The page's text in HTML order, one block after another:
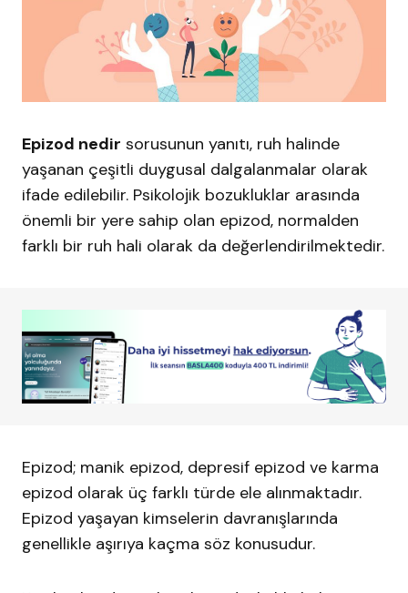
Epizod nedir sorusunun yanıtı, ruh halinde
yaşanan çeşitli duygusal dalgalanmalar olarak
ifade edilebilir. Psikolojik bozukluklar arasında
önemli bir yere sahip olan epizod, normalden
farklı bir ruh hali olarak da değerlendirilmektedir.
Epizod; manik epizod, depresif epizod ve karma
epizod olarak üç farklı türde ele alınmaktadır.
Epizod yaşayan kimselerin davranışlarında
genellikle aşırıya kaçma söz konusudur.